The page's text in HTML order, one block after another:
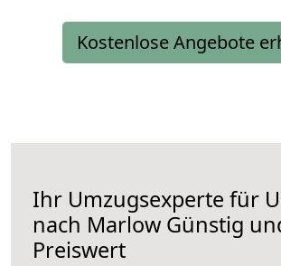
Kostenlose Angebote
Ihr Umzugsexperte für
nach Marlow Günstig
Preiswert